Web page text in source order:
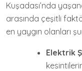
Kuşadası’nda
arasında çeşitli
en yaygın olanları
Elektrik